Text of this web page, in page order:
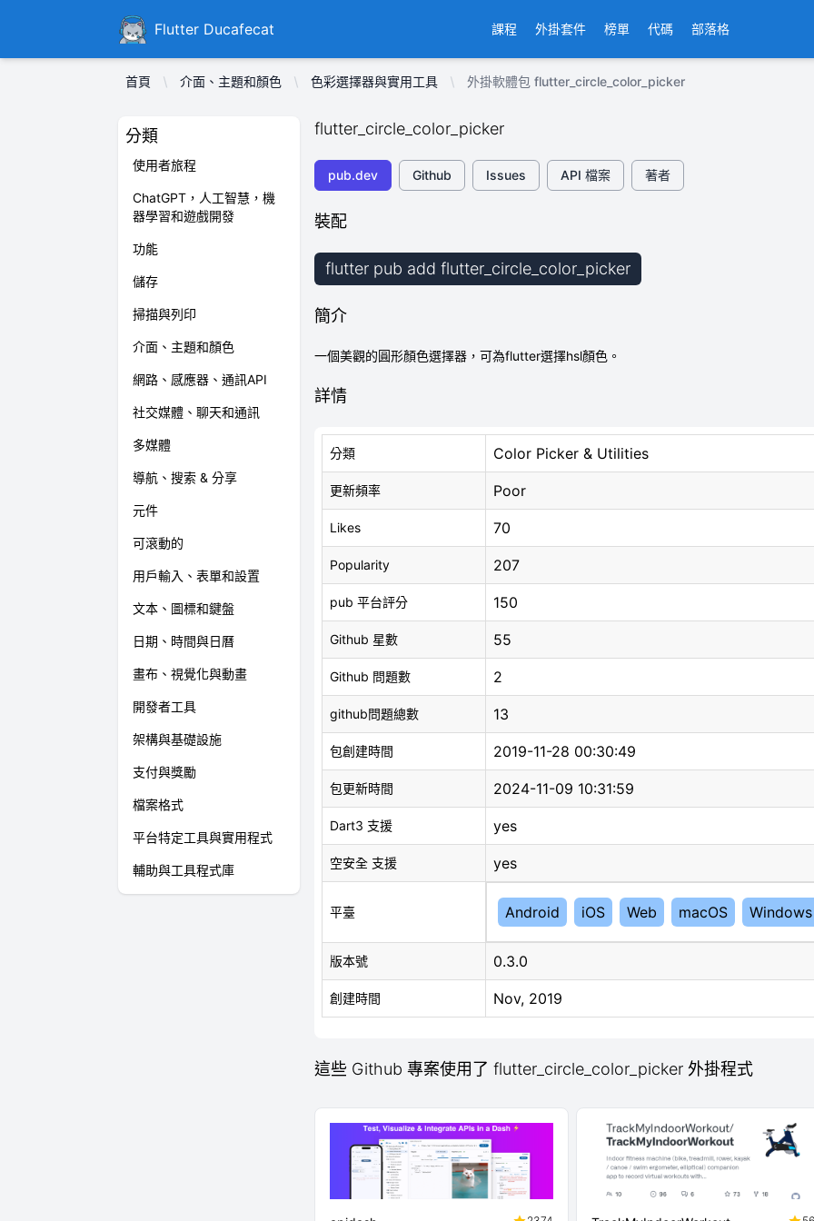
DucafecatFlutter Ducafecat 課程 外掛套件 榜單 代碼 部落格
首頁 介面、主題和顏色 色彩選擇器與實用工具 外掛軟體包 flutter_circle_color_picker
分類
使用者旅程
ChatGPT，人工智慧，機
器學習和遊戲開發
功能
儲存
掃描與列印
介面、主題和顏色
網路、感應器、通訊API
社交媒體、聊天和通訊
多媒體
導航、搜索 & 分享
元件
可滾動的
用戶輸入、表單和設置
文本、圖標和鍵盤
日期、時間與日曆
畫布、視覺化與動畫
開發者工具
架構與基礎設施
支付與獎勵
檔案格式
平台特定工具與實用程式
輔助與工具程式庫
flutter_circle_color_picker
pub.dev Github Issues API 檔案 著者
裝配
flutter pub add flutter_circle_color_picker
簡介
一個美觀的圓形顏色選擇器，可為flutter選擇hsl顏色。
詳情
分類 Color Picker & Utilities
更新頻率 Poor
Likes 70
Popularity 207
pub 平台評分 150
Github 星數 55
Github 問題數 2
github問題總數 13
包創建時間 2019-11-28 00:30:49
包更新時間 2024-11-09 10:31:59
Dart3 支援 yes
空安全 支援 yes
平臺 Android iOS Web macOS Windows
版本號 0.3.0
創建時間 Nov, 2019
這些 Github 專案使用了 flutter_circle_color_picker 外掛程式